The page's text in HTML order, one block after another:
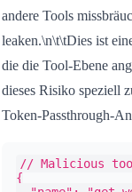
andere Tools
leaken.\n\t\tDies ist
die die Tool-Ebene
dieses Risiko speziell
Token-Passthrough-
// Malicious
{